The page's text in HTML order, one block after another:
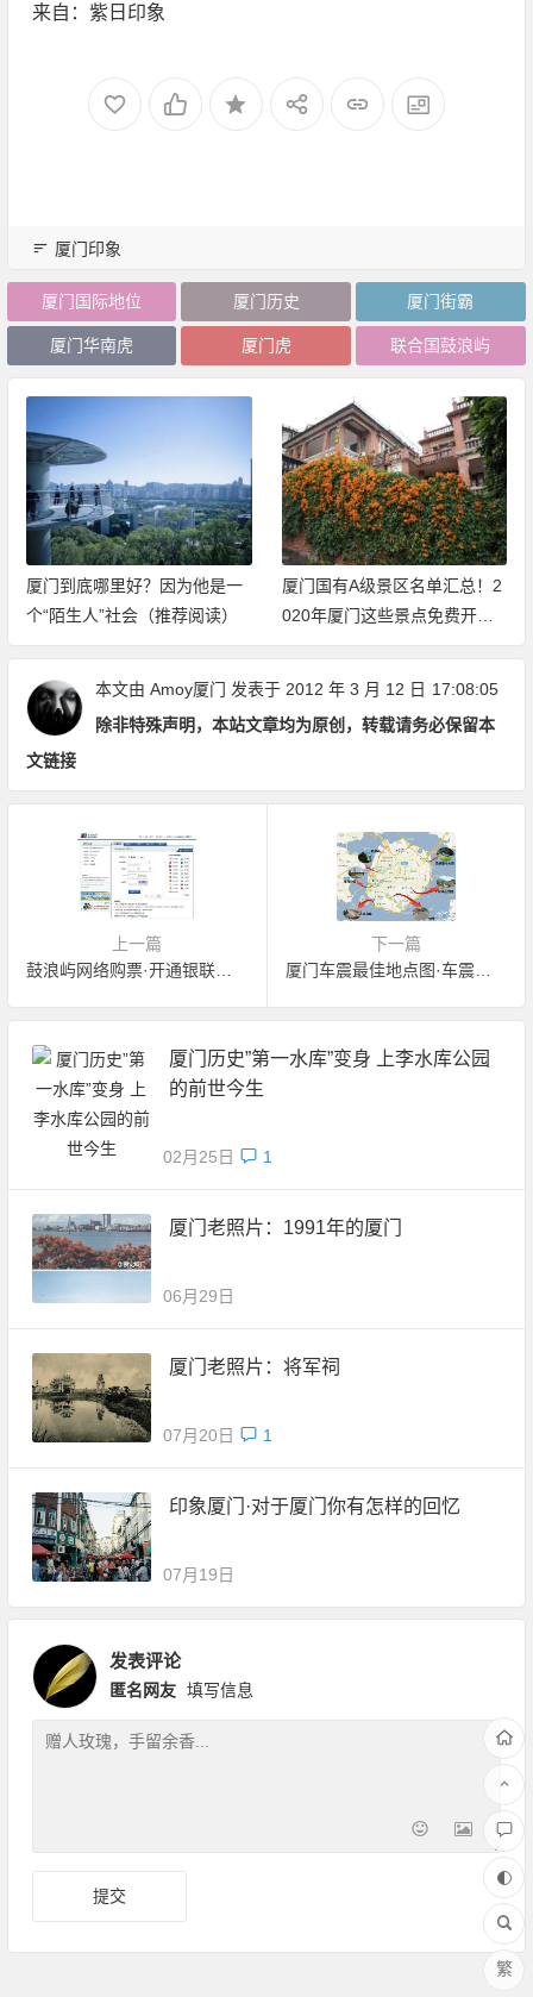
来自：紫日印象
厦门印象
厦门国际地位 厦门历史 厦门街霸
厦门华南虎 厦门虎 联合国鼓浪屿
厦门到底哪里好？因为他是一
个“陌生人”社会（推荐阅读）
厦门国有A级景区名单汇总！2
020年厦门这些景点免费开放
（持续更新中）
本文由 Amoy厦门 发表于 2012 年 3 月 12 日 17:08:05
除非特殊声明，本站文章均为原创，转载请务必保留本
文链接
上一篇
鼓浪屿网络购票·开通银联付款
下一篇
厦门车震最佳地点图·车震必备
厦门历史”第一水库”变身 上李水库公园
的前世今生
02月25日 1
厦门老照片：1991年的厦门
06月29日
厦门老照片：将军祠
07月20日 1
印象厦门·对于厦门你有怎样的回忆
07月19日
发表评论
匿名网友 填写信息
繁